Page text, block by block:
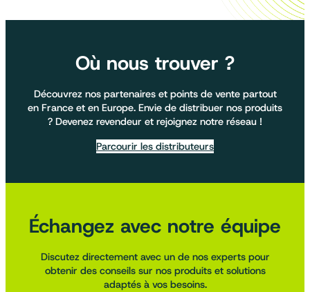
Où nous trouver ?
Découvrez nos partenaires et points de vente partout
en France et en Europe. Envie de distribuer nos produits
? Devenez revendeur et rejoignez notre réseau !
Parcourir les distributeurs
Échangez avec notre équipe
Discutez directement avec un de nos experts pour
obtenir des conseils sur nos produits et solutions
adaptés à vos besoins.